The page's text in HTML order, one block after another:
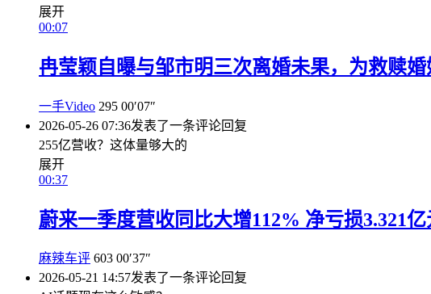
展开
00:07
冉莹颖自曝与邹市明三次离婚未果，为救赎婚
一手Video 295 00′07″
2026-05-26 07:36发表了一条评论回复
255亿营收？这体量够大的
展开
00:37
蔚来一季度营收同比大增112% 净亏损3.321亿
麻辣车评 603 00′37″
2026-05-21 14:57发表了一条评论回复